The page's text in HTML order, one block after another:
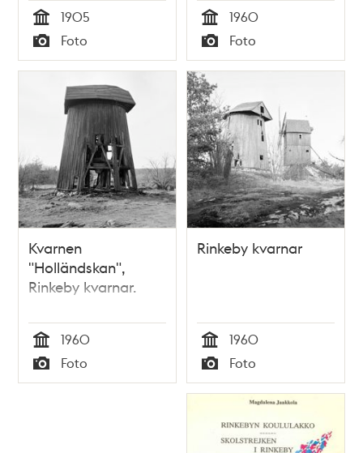
Tid
1905
Typ
Foto Tid
1960
Typ
Foto
Kvarnen
"Holländskan",
Rinkeby kvarnar.
Tid
1960
Typ
Foto
Rinkeby kvarnar
Tid
1960
Typ
Foto